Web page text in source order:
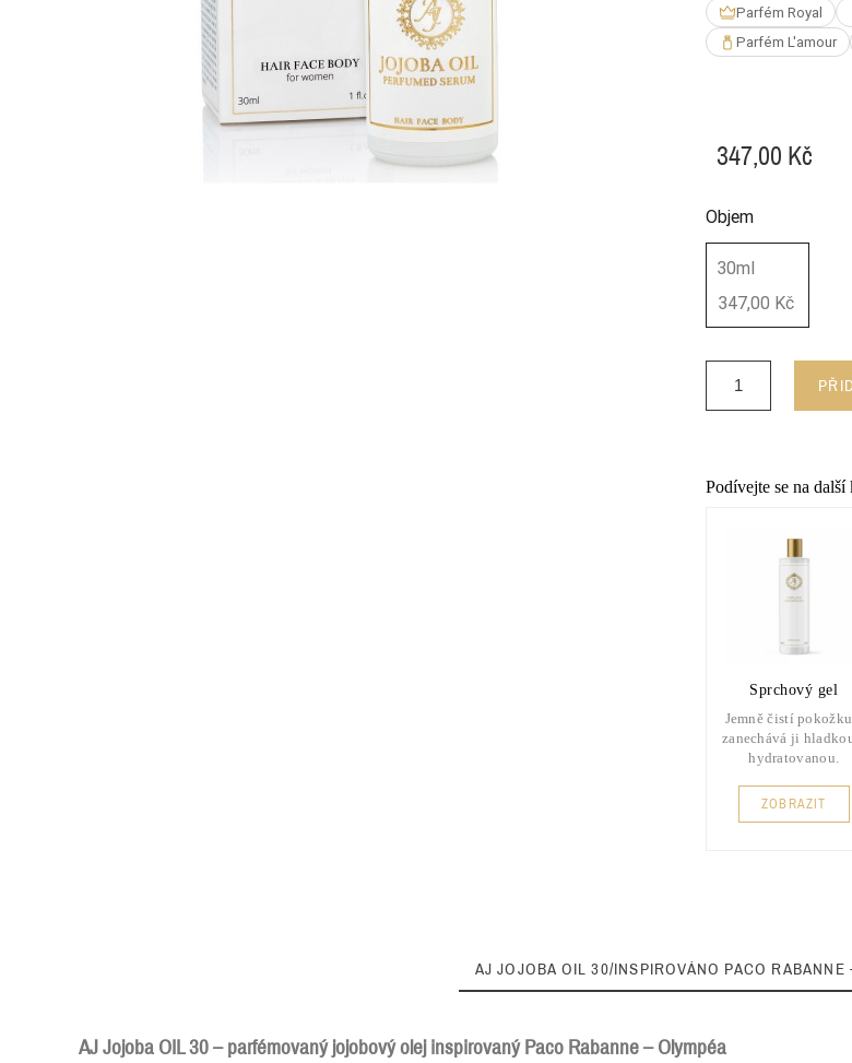
Parfém Royal
Parfém L'amour
347,00 Kč
Objem
30ml
347,00 Kč
Podívejte se na
Sprchový gel
Jemně čistí
zanechává ji
hydratovanou.
ZOBRAZIT
AJ JOJOBA OIL 30/INSPIROVÁNO PACO RABANNE
AJ Jojoba OIL 30 – parfémovaný jojobový olej inspirovaný Paco Rabanne – Olympéa